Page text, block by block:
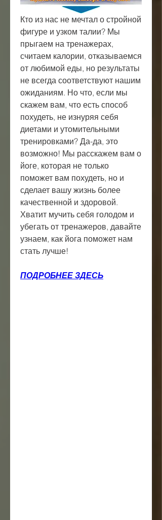
Кто из нас не мечтал о стройной
фигуре и узком талии? Мы
прыгаем на тренажерах,
считаем калории, отказываемся
от любимой еды, но результаты
не всегда соответствуют нашим
ожиданиям. Но что, если мы
скажем вам, что есть способ
похудеть, не изнуряя себя
диетами и утомительными
тренировками? Да-да, это
возможно! Мы расскажем вам о
йоге, которая не только
поможет вам похудеть, но и
сделает вашу жизнь более
качественной и здоровой.
Хватит мучить себя голодом и
убегать от тренажеров, давайте
узнаем, как йога поможет нам
стать лучше!
ПОДРОБНЕЕ ЗДЕСЬ